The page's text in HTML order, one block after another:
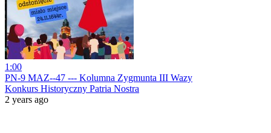
1:00
PN-9 MAZ--47 --- Kolumna Zygmunta III Wazy
Konkurs Historyczny Patria Nostra
2 years ago